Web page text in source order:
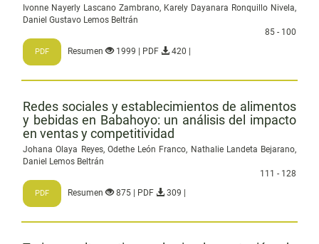
Ivonne Nayerly Lascano Zambrano, Karely Dayanara Ronquillo Nivela,
Daniel Gustavo Lemos Beltrán
85 - 100
PDF Resumen 1999 | PDF 420 |
Redes sociales y establecimientos de alimentos
y bebidas en Babahoyo: un análisis del impacto
en ventas y competitividad
Johana Olaya Reyes, Odethe León Franco, Nathalie Landeta Bejarano,
Daniel Lemos Beltrán
111 - 128
PDF Resumen 875 | PDF 309 |